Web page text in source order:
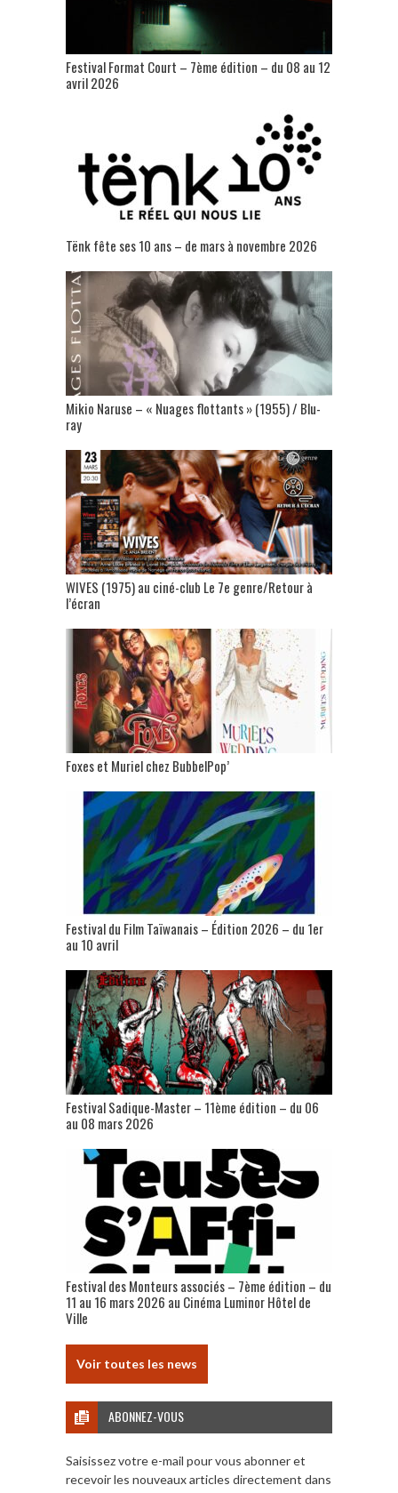
Festival Format Court – 7ème édition – du 08 au 12
avril 2026
Tënk fête ses 10 ans – de mars à novembre 2026
Mikio Naruse – « Nuages flottants » (1955) / Blu-
ray
WIVES (1975) au ciné-club Le 7e genre/Retour à
l’écran
Foxes et Muriel chez BubbelPop’
Festival du Film Taïwanais – Édition 2026 – du 1er
au 10 avril
Festival Sadique-Master – 11ème édition – du 06
au 08 mars 2026
Festival des Monteurs associés – 7ème édition – du
11 au 16 mars 2026 au Cinéma Luminor Hôtel de
Ville
Voir toutes les news
ABONNEZ-VOUS
Saisissez votre e-mail pour vous abonner et
recevoir les nouveaux articles directement dans